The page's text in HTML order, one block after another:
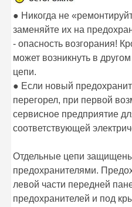
● Никогда не
заменяйте их на
- опасность возгорания!
может возникнуть в
цепи.
● Если новый
перегорел, при первой
сервисное предприятие
соответствующей
Отдельные цепи
предохранителями.
левой части передней
предохранителей и под